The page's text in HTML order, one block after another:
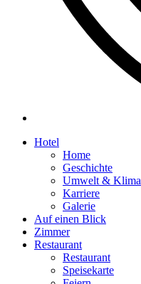
Hotel
Home
Geschichte
Umwelt & Klima
Karriere
Galerie
Auf einen Blick
Zimmer
Restaurant
Restaurant
Speisekarte